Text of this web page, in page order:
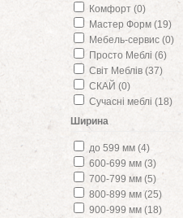
Комфорт (0)
Мастер Форм (19)
Мебель-сервис (0)
Просто Меблі (6)
Світ Меблів (37)
СКАЙ (0)
Сучасні меблі (18)
Ширина
до 599 мм (4)
600-699 мм (3)
700-799 мм (5)
800-899 мм (25)
900-999 мм (18)